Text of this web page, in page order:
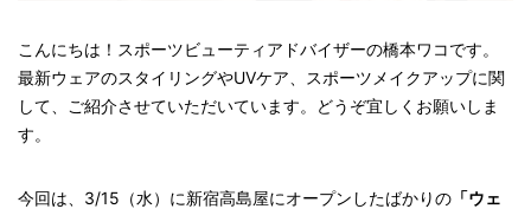
こんにちは！スポーツビューティアドバイザーの橋本ワコです。
最新ウェアのスタイリングやUVケア、スポーツメイクアップに関
して、ご紹介させていただいています。どうぞ宜しくお願いしま
す。
今回は、3/15（水）に新宿高島屋にオープンしたばかりの 「ウェ